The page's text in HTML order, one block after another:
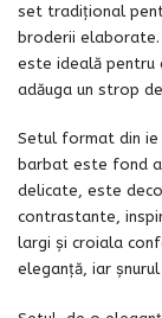
set tradițional
broderii
este ideală pentru
adăuga un strop
Setul format din
barbat este fond
delicate, este
contrastante,
largi și croiala
eleganță, iar